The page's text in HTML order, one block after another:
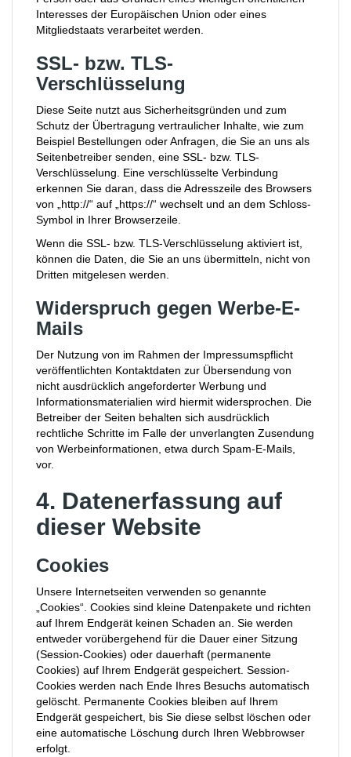
Interesses der Europäischen Union oder eines
Mitgliedstaats verarbeitet werden.
SSL- bzw. TLS-
Verschlüsselung
Diese Seite nutzt aus Sicherheitsgründen und zum
Schutz der Übertragung vertraulicher Inhalte, wie zum
Beispiel Bestellungen oder Anfragen, die Sie an uns als
Seitenbetreiber senden, eine SSL- bzw. TLS-
Verschlüsselung. Eine verschlüsselte Verbindung
erkennen Sie daran, dass die Adresszeile des Browsers
von „http://“ auf „https://“ wechselt und an dem Schloss-
Symbol in Ihrer Browserzeile.
Wenn die SSL- bzw. TLS-Verschlüsselung aktiviert ist,
können die Daten, die Sie an uns übermitteln, nicht von
Dritten mitgelesen werden.
Widerspruch gegen Werbe-E-
Mails
Der Nutzung von im Rahmen der Impressumspflicht
veröffentlichten Kontaktdaten zur Übersendung von
nicht ausdrücklich angeforderter Werbung und
Informationsmaterialien wird hiermit widersprochen. Die
Betreiber der Seiten behalten sich ausdrücklich
rechtliche Schritte im Falle der unverlangten Zusendung
von Werbeinformationen, etwa durch Spam-E-Mails,
vor.
4. Datenerfassung auf
dieser Website
Cookies
Unsere Internetseiten verwenden so genannte
„Cookies“. Cookies sind kleine Datenpakete und richten
auf Ihrem Endgerät keinen Schaden an. Sie werden
entweder vorübergehend für die Dauer einer Sitzung
(Session-Cookies) oder dauerhaft (permanente
Cookies) auf Ihrem Endgerät gespeichert. Session-
Cookies werden nach Ende Ihres Besuchs automatisch
gelöscht. Permanente Cookies bleiben auf Ihrem
Endgerät gespeichert, bis Sie diese selbst löschen oder
eine automatische Löschung durch Ihren Webbrowser
erfolgt.